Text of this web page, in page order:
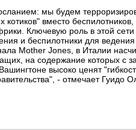
мы будем
котиков" вместо
Ключевую роль в этой сети
и беспилотники для
Mother Jones, в Италии
на содержание которых с
высоко ценят
- отмечает Гуидо